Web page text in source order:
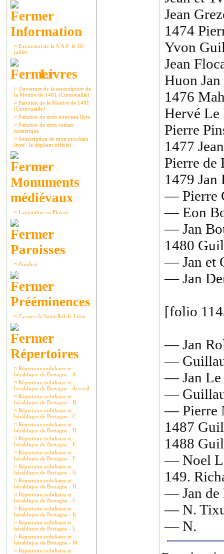
Information
¤ Excursion de la S.A.F. le 19
juillet
Livres
¤ Ouverture de la souscription de
la Montre de 1481 (Cornouaille)
¤ Parution de la Montre de 1481
(Cornouaille)
¤ Parution de mon nouveau livre
¤ Parution de mon roman
numérique
¤ Souscription de mon prochain
livre : le dépliant officiel
Monuments
médiévaux
¤ Languidou en Plovan
Paroisses
¤ Combrit
Prééminences
¤ Carmes de Saint-Pol de Léon
Répertoires
¤ Répertoire nobiliaire et
héraldique de Bretagne - A.
¤ Répertoire nobiliaire et
héraldique de Bretagne - Accueil.
¤ Répertoire nobiliaire et
héraldique de Bretagne - B.
¤ Répertoire nobiliaire et
héraldique de Bretagne - C.
¤ Répertoire nobiliaire et
héraldique de Bretagne - D.
¤ Répertoire nobiliaire et
héraldique de Bretagne - E.
¤ Répertoire nobiliaire et
héraldique de Bretagne - F.
¤ Répertoire nobiliaire et
héraldique de Bretagne - G.
¤ Répertoire nobiliaire et
héraldique de Bretagne - H.
¤ Répertoire nobiliaire et
héraldique de Bretagne - J.
¤ Répertoire nobiliaire et
héraldique de Bretagne - K.
¤ Répertoire nobiliaire et
héraldique de Bretagne - L.
¤ Répertoire nobiliaire et
héraldique de Bretagne - M.
¤ Répertoire nobiliaire et
Jean
1474
Yvon
Jean
Huon
1476
Hervé Le
Pierre
1477
Pierre de
1479
— Pierre
— Eon
— Jan
1480
— Jan et
— Jan
[folio
— Jan
—
— Jan Le
—
— Pierre
1487
1488
— Noel
149.
— Jan de
— N.
— N.